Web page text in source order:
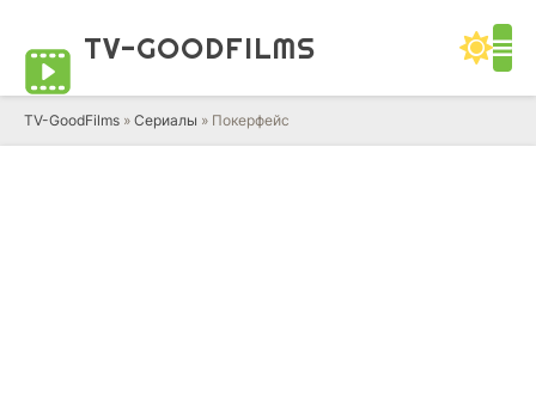
TV-GOODFILMS
TV-GoodFilms » Сериалы » Покерфейс